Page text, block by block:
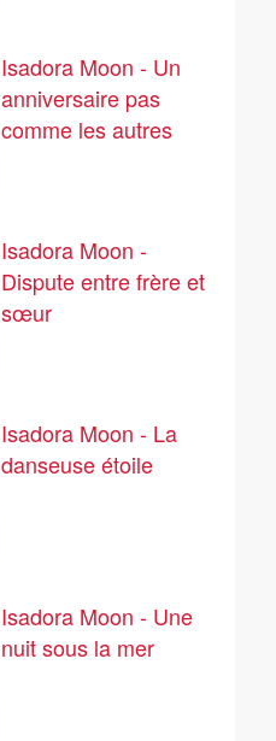
Isadora Moon - Un
anniversaire pas
comme les autres
Isadora Moon -
Dispute entre frère et
sœur
Isadora Moon - La
danseuse étoile
Isadora Moon - Une
nuit sous la mer